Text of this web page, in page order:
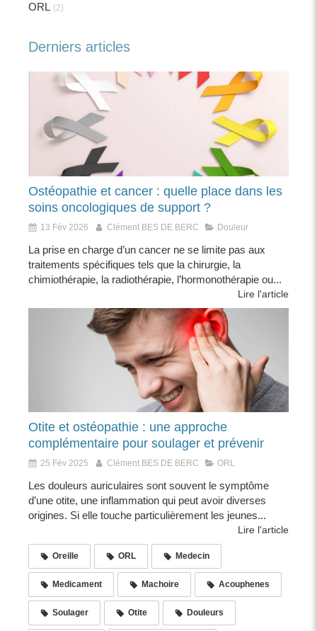
ORL (2)
Derniers articles
Ostéopathie et cancer : quelle place dans les
soins oncologiques de support ?
13 Fév 2026 Clément BES DE BERC Douleur
La prise en charge d’un cancer ne se limite pas aux
traitements spécifiques tels que la chirurgie, la
chimiothérapie, la radiothérapie, l’hormonothérapie ou...
Lire l'article
Otite et ostéopathie : une approche
complémentaire pour soulager et prévenir
25 Fév 2025 Clément BES DE BERC ORL
Les douleurs auriculaires sont souvent le symptôme
d’une otite, une inflammation qui peut avoir diverses
origines. Si elle touche particulièrement les jeunes...
Lire l'article
Oreille ORL Medecin
Medicament Machoire Acouphenes
Soulager Otite Douleurs